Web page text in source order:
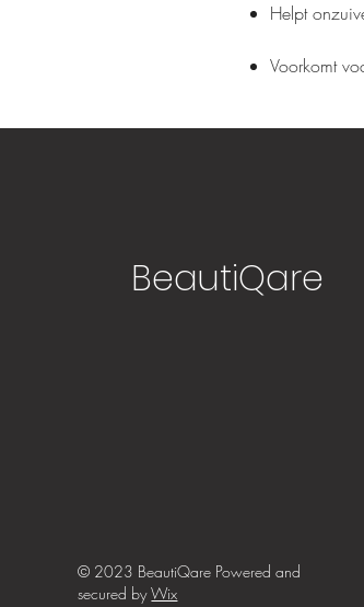
Helpt
Voorkomt
BeautiQare
© 2023 BeautiQare Powered and
secured byWix